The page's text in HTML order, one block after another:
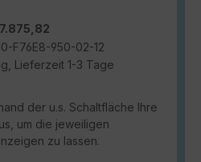
F76E8-950-02-12
Lieferzeit 1-3 Tage
der u.s. Schaltfläche Ihre
um die jeweiligen
zu lassen.